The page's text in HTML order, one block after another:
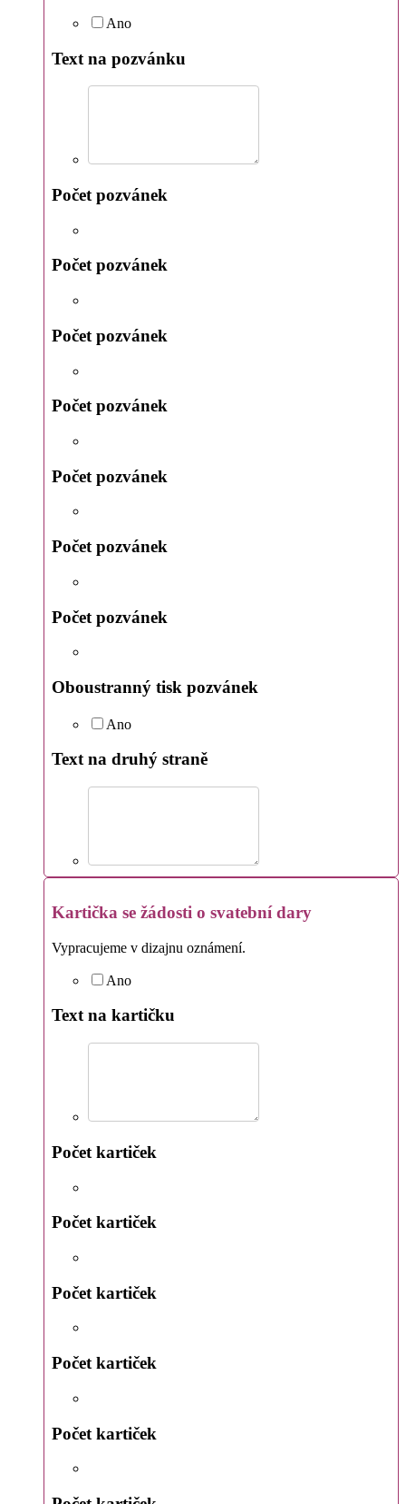
Ano
Text na pozvánku
Počet pozvánek
Počet pozvánek
Počet pozvánek
Počet pozvánek
Počet pozvánek
Počet pozvánek
Počet pozvánek
Oboustranný tisk pozvánek
Ano
Text na druhý straně
Kartička se žádosti o svatební dary
Vypracujeme v dizajnu oznámení.
Ano
Text na kartičku
Počet kartiček
Počet kartiček
Počet kartiček
Počet kartiček
Počet kartiček